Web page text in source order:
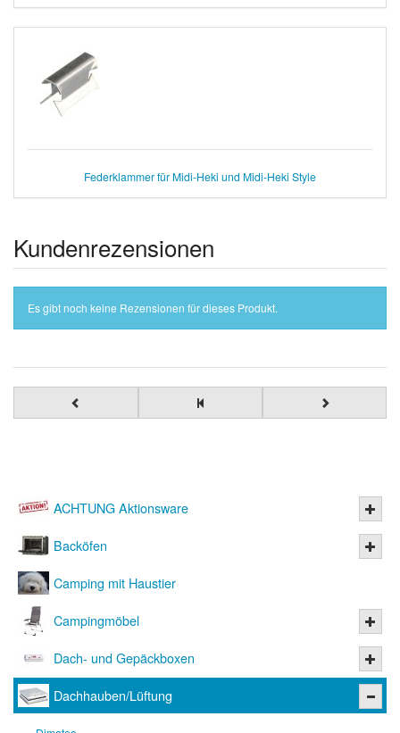
Federklammer für Midi-Heki und Midi-Heki Style
Kundenrezensionen
Es gibt noch keine Rezensionen für dieses Produkt.
ACHTUNG Aktionsware
Backöfen
Camping mit Haustier
Campingmöbel
Dach- und Gepäckboxen
Dachhauben/Lüftung